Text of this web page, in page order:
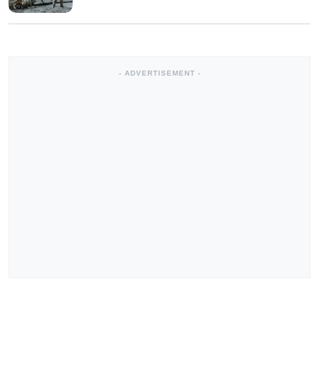
- ADVERTISEMENT -